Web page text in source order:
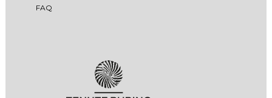
FAQ